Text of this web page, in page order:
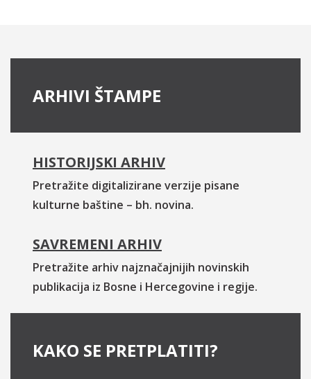
ARHIVI ŠTAMPE
HISTORIJSKI ARHIV
Pretražite digitalizirane verzije pisane
kulturne baštine – bh. novina.
SAVREMENI ARHIV
Pretražite arhiv najznačajnijih novinskih
publikacija iz Bosne i Hercegovine i regije.
KAKO SE PRETPLATITI?